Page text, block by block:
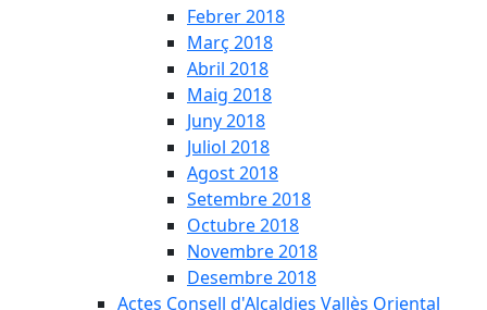
Febrer 2018
Març 2018
Abril 2018
Maig 2018
Juny 2018
Juliol 2018
Agost 2018
Setembre 2018
Octubre 2018
Novembre 2018
Desembre 2018
Actes Consell d'Alcaldies Vallès Oriental